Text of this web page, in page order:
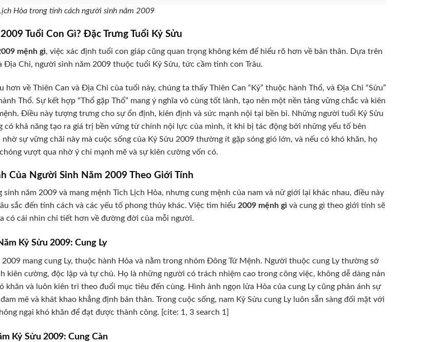
Hỏa trong tính cách người sinh năm 2009
Tuổi Con Gì? Đặc Trưng Tuổi Kỷ Sửu
mệnh gì, việc xác định tuổi con giáp cũng quan trọng không kém để hiểu rõ hơn về bản thân. Dựa trên
Địa Chi, người sinh năm 2009 thuộc tuổi Kỷ Sửu, tức cầm tinh con Trâu.
hơn về Thiên Can và Địa Chi của tuổi này, chúng ta thấy Thiên Can “Kỷ” thuộc hành Thổ, và Địa Chi “Sửu”
Thổ. Sự kết hợp “Thổ gặp Thổ” mang ý nghĩa vô cùng tốt lành, tạo nên một nền tảng vững chắc và kiên
Điều này tượng trưng cho sự ổn định, kiên định và sức mạnh nội tại bền bỉ. Những người tuổi Kỷ Sửu
có khả năng tạo ra giá trị bền vững từ chính nội lực của mình, ít khi bị tác động bởi những yếu tố bên
nhờ sự vững chãi này mà cuộc sống của Kỷ Sửu 2009 thường ít gặp sóng gió lớn, và nếu có khó khăn, họ
vượt qua nhờ ý chí mạnh mẽ và sự kiên cường vốn có.
Của Người Sinh Năm 2009 Theo Giới Tính
sinh năm 2009 và mang mệnh Tích Lịch Hỏa, nhưng cung mệnh của nam và nữ giới lại khác nhau, điều này
sắc đến tính cách và các yếu tố phong thủy khác. Việc tìm hiểu 2009 mệnh gì và cung gì theo giới tính sẽ
có cái nhìn chi tiết hơn về đường đời của mỗi người.
Kỷ Sửu 2009: Cung Ly
2009 mang cung Ly, thuộc hành Hỏa và nằm trong nhóm Đông Tứ Mệnh. Người thuộc cung Ly thường sở
kiên cường, độc lập và tự chủ. Họ là những người có trách nhiệm cao trong công việc, không dễ dàng nản
khăn và luôn kiên trì theo đuổi mục tiêu đến cùng. Hình ảnh ngọn lửa Hỏa của cung Ly cũng phản ánh sự
mê và khát khao khẳng định bản thân. Trong cuộc sống, nam Kỷ Sửu cung Ly luôn sẵn sàng đối mặt với
ngại khó khăn để đạt được thành công. [cite: 1, 3 search 1]
Kỷ Sửu 2009: Cung Càn